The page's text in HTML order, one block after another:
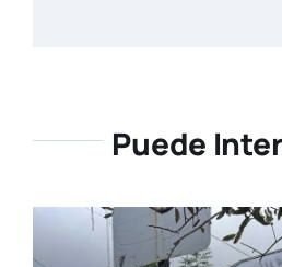
Puede